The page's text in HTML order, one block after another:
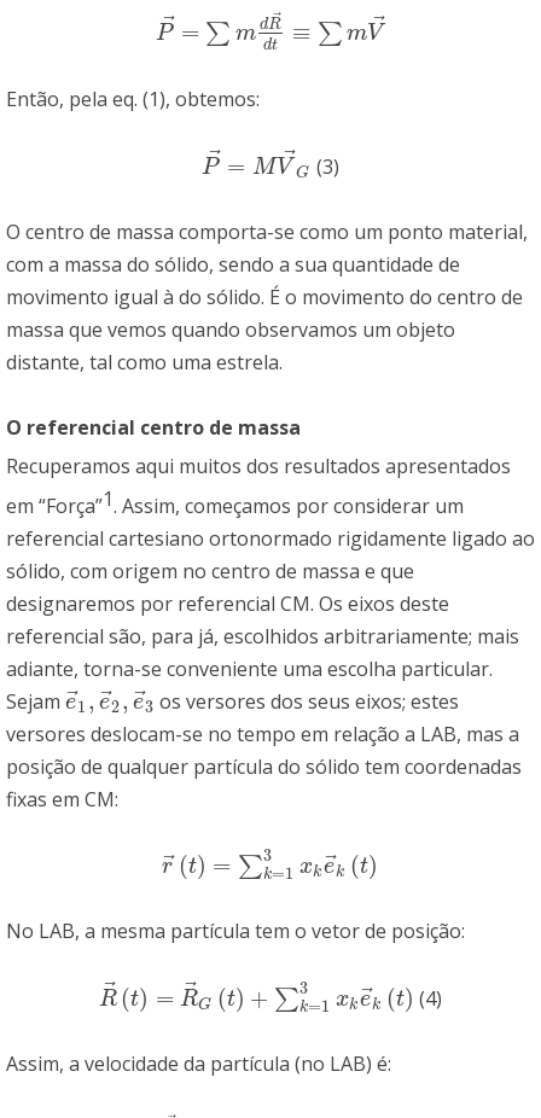
P⃗ = ∑ m dR⃗
dt ≡ ∑ mV⃗
P→=∑mdR→dt ≡∑ mV→
Então, pela eq. (1), obtemos:
P = M V⃗
G
P→= MV→G (3)
O centro de massa comporta-se como um ponto material,
com a massa do sólido, sendo a sua quantidade de
movimento igual à do sólido. É o movimento do centro de
massa que vemos quando observamos um objeto
distante, tal como uma estrela.
O referencial centro de massa
Recuperamos aqui muitos dos resultados apresentados
em “Força”1. Assim, começamos por considerar um
referencial cartesiano ortonormado rigidamente ligado ao
sólido, com origem no centro de massa e que
designaremos por referencial CM. Os eixos deste
referencial são, para já, escolhidos arbitrariamente; mais
adiante, torna-se conveniente uma escolha particular.
Sejam e⃗1 , e⃗
2, e⃗
3
e→ 1,e→2, e→3
os versores dos seus eixos; estes
versores deslocam-se no tempo em relação a LAB, mas a
posição de qualquer partícula do sólido tem coordenadas
fixas em CM:
r (t) = ∑3
k=1 xke⃗
k (t)
r→(t) =∑ k= 13xk e→k(t )
No LAB, a mesma partícula tem o vetor de posição:
R⃗ (t) = R⃗
G (t) + ∑3
k=1 xke⃗
k (t)
R→(t) =R→G(t )+∑ k= 13 xke→k(t) (4)
Assim, a velocidade da partícula (no LAB) é: